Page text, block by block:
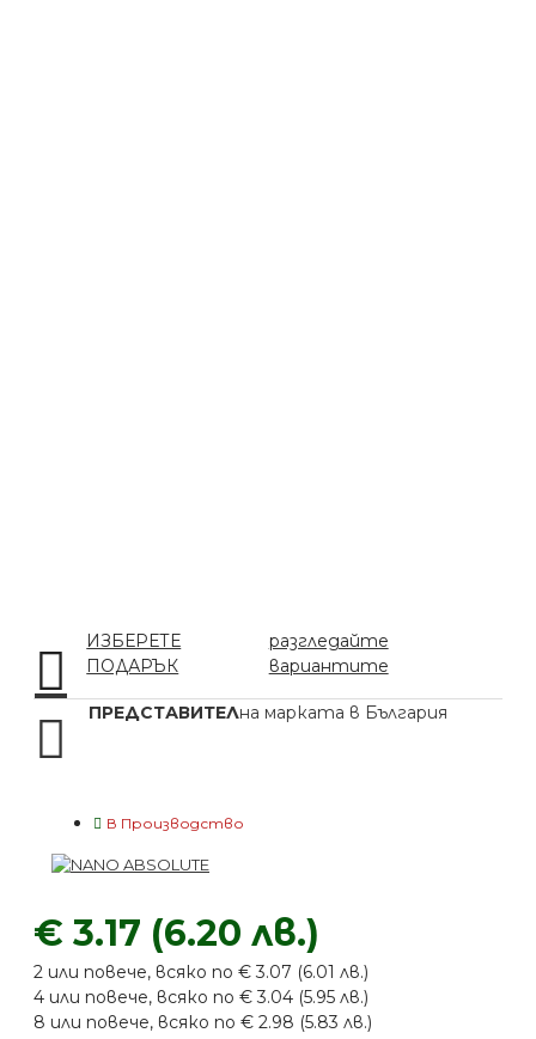
ИЗБЕРЕТЕ
ПОДАРЪК
разгледайте
вариантите
ПРЕДСТАВИТЕЛна марката в България
€ 3.17 (6.20 лв.)
2 или повече, всяко по € 3.07 (6.01 лв.)
4 или повече, всяко по € 3.04 (5.95 лв.)
8 или повече, всяко по € 2.98 (5.83 лв.)
В Производство